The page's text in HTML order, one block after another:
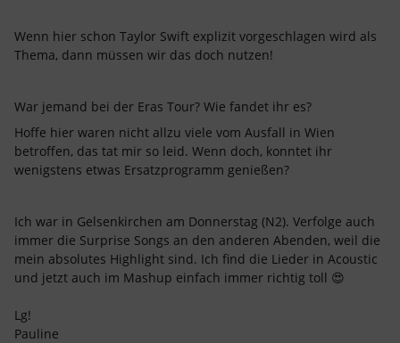
Wenn hier schon Taylor Swift explizit vorgeschlagen wird als
Thema, dann müssen wir das doch nutzen!
War jemand bei der Eras Tour? Wie fandet ihr es?
Hoffe hier waren nicht allzu viele vom Ausfall in Wien
betroffen, das tat mir so leid. Wenn doch, konntet ihr
wenigstens etwas Ersatzprogramm genießen?
Ich war in Gelsenkirchen am Donnerstag (N2). Verfolge auch
immer die Surprise Songs an den anderen Abenden, weil die
mein absolutes Highlight sind. Ich find die Lieder in Acoustic
und jetzt auch im Mashup einfach immer richtig toll 😍
Lg!
Pauline